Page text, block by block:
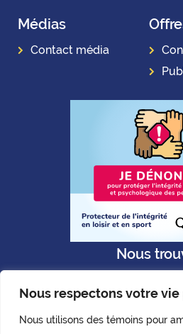
Nous respectons votre vie
Nous utilisons des témoins pour
Médias
Contact média
Nous